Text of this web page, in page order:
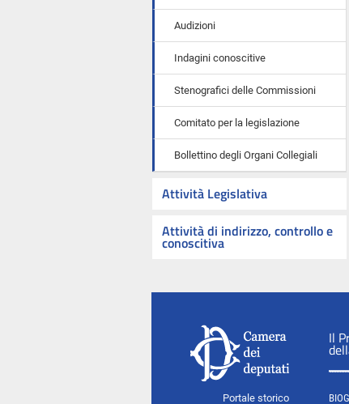
Audizioni
Indagini conoscitive
Stenografici delle Commissioni
Comitato per la legislazione
Bollettino degli Organi Collegiali
Attività Legislativa
Attività di indirizzo, controllo e
conoscitiva
Portale storico
Il